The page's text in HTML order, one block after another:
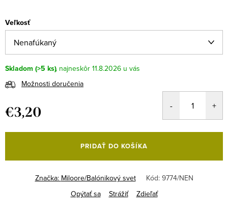
Veľkosť
Skladom (>5 ks)
11.8.2026
Možnosti doručenia
€3,20
cena:
PRIDAŤ DO KOŠÍKA
Značka: Miloore/Balónikový svet Kód: 9774/NEN
Opýtať sa
Strážiť Zdieľať